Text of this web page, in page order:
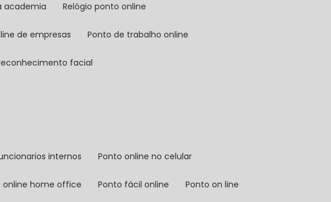
academia relógio ponto online
de empresas ponto de trabalho online
facial
internos ponto online no celular
online home office ponto fácil online ponto on line